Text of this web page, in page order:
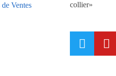
Ventes
collier»